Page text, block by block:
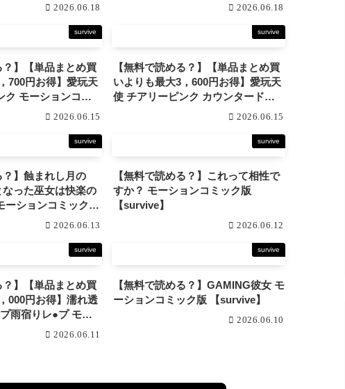
2026.06.18 2026.06.18
survive
】【単品まとめ買
700円お得】愛玩天
コミ
2026.06.15
survive
【無料で読める？】【単品まとめ買
いよりも最大3，600円お得】愛玩天
使 チアリーピンク カウンタードラ
イブ モーションコミック版DX2026.06.15
survive
】蝕まれし月の
った巫女は快楽の
2026.06.13
survive
【無料で読める？】これって相性で
すか？ モーションコミック版
【survive】
2026.06.12
survive
】【単品まとめ買
000円お得】濡れ透
宿りレ●プ モー
DX 【survive】
2026.06.11
survive
【無料で読める？】GAMING彼女 モ
ーションコミック版 【survive】
2026.06.10